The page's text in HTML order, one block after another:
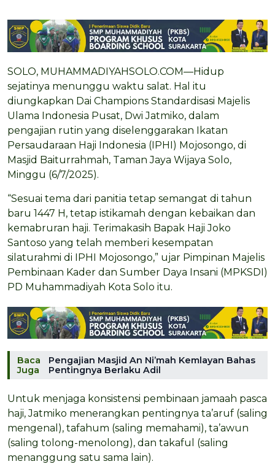
SOLO, MUHAMMADIYAHSOLO.COM—Hidup
sejatinya menunggu waktu salat. Hal itu
diungkapkan Dai Champions Standardisasi Majelis
Ulama Indonesia Pusat, Dwi Jatmiko, dalam
pengajian rutin yang diselenggarakan Ikatan
Persaudaraan Haji Indonesia (IPHI) Mojosongo, di
Masjid Baiturrahmah, Taman Jaya Wijaya Solo,
Minggu (6/7/2025).
“Sesuai tema dari panitia tetap semangat di tahun
baru 1447 H, tetap istikamah dengan kebaikan dan
kemabruran haji. Terimakasih Bapak Haji Joko
Santoso yang telah memberi kesempatan
silaturahmi di IPHI Mojosongo,” ujar Pimpinan Majelis
Pembinaan Kader dan Sumber Daya Insani (MPKSDI)
PD Muhammadiyah Kota Solo itu.
Baca
Juga
Pengajian Masjid An Ni’mah Kemlayan Bahas
Pentingnya Berlaku Adil
Untuk menjaga konsistensi pembinaan jamaah pasca
haji, Jatmiko menerangkan pentingnya ta’aruf (saling
mengenal), tafahum (saling memahami), ta’awun
(saling tolong-menolong), dan takaful (saling
menanggung satu sama lain).